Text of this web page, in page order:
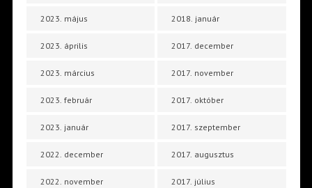
2023. május
2023. április
2023. március
2023. február
2023. január
2022. december
2022. november
2018. január
2017. december
2017. november
2017. október
2017. szeptember
2017. augusztus
2017. július